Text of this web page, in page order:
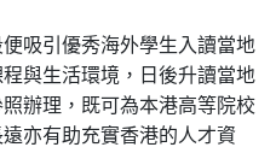
吸引優秀海外學生入讀當地
與生活環境，日後升讀當地
辦理，既可為本港高等院校
亦有助充實香港的人才資